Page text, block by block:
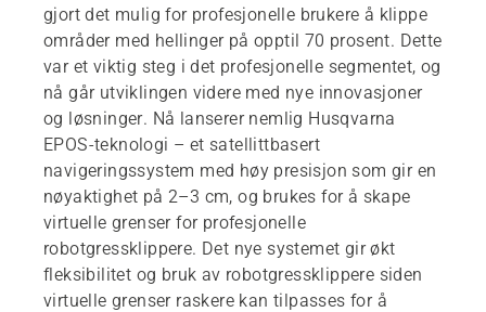
gjort det mulig for profesjonelle brukere å klippe
områder med hellinger på opptil 70 prosent. Dette
var et viktig steg i det profesjonelle segmentet, og
nå går utviklingen videre med nye innovasjoner
og løsninger. Nå lanserer nemlig Husqvarna
EPOS-teknologi – et satellittbasert
navigeringssystem med høy presisjon som gir en
nøyaktighet på 2–3 cm, og brukes for å skape
virtuelle grenser for profesjonelle
robotgressklippere. Det nye systemet gir økt
fleksibilitet og bruk av robotgressklippere siden
virtuelle grenser raskere kan tilpasses for å